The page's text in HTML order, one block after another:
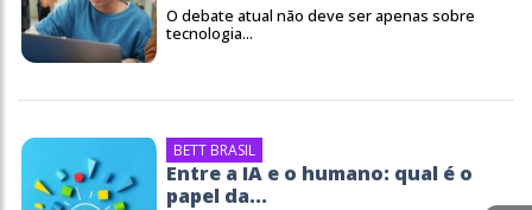
O debate atual não deve ser apenas sobre
tecnologia...
BETT BRASIL
Entre a IA e o humano: qual é o
papel da...